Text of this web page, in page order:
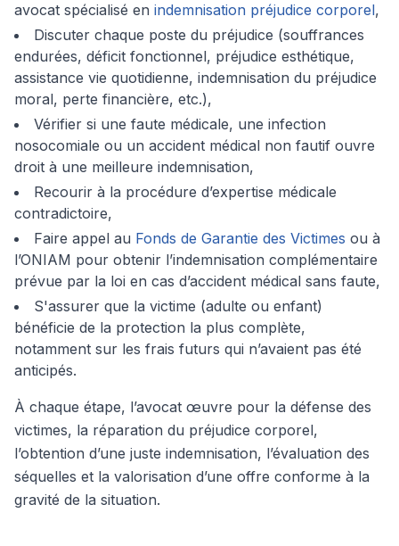
avocat spécialisé en indemnisation préjudice corporel,
Discuter chaque poste du préjudice (souffrances
endurées, déficit fonctionnel, préjudice esthétique,
assistance vie quotidienne, indemnisation du préjudice
moral, perte financière, etc.),
Vérifier si une faute médicale, une infection
nosocomiale ou un accident médical non fautif ouvre
droit à une meilleure indemnisation,
Recourir à la procédure d’expertise médicale
contradictoire,
Faire appel au Fonds de Garantie des Victimes ou à
l’ONIAM pour obtenir l’indemnisation complémentaire
prévue par la loi en cas d’accident médical sans faute,
S'assurer que la victime (adulte ou enfant)
bénéficie de la protection la plus complète,
notamment sur les frais futurs qui n’avaient pas été
anticipés.
À chaque étape, l’avocat œuvre pour la défense des
victimes, la réparation du préjudice corporel,
l’obtention d’une juste indemnisation, l’évaluation des
séquelles et la valorisation d’une offre conforme à la
gravité de la situation.